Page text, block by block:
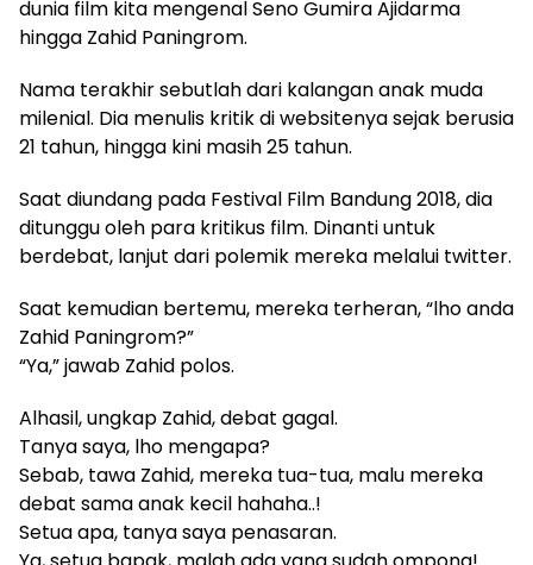
dunia film kita mengenal Seno Gumira Ajidarma
hingga Zahid Paningrom.
Nama terakhir sebutlah dari kalangan anak muda
milenial. Dia menulis kritik di websitenya sejak berusia
21 tahun, hingga kini masih 25 tahun.
Saat diundang pada Festival Film Bandung 2018, dia
ditunggu oleh para kritikus film. Dinanti untuk
berdebat, lanjut dari polemik mereka melalui twitter.
Saat kemudian bertemu, mereka terheran, “lho anda
Zahid Paningrom?”
“Ya,” jawab Zahid polos.
Alhasil, ungkap Zahid, debat gagal.
Tanya saya, lho mengapa?
Sebab, tawa Zahid, mereka tua-tua, malu mereka
debat sama anak kecil hahaha..!
Setua apa, tanya saya penasaran.